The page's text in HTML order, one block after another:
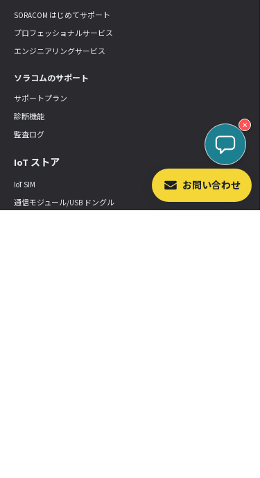
お問い合わせ
SORACOM はじめてサポート
プロフェッショナルサービス
エンジニアリングサービス
ソラコムのサポート
サポートプラン
診断機能
監査ログ
IoT ストア
IoT SIM
通信モジュール/USB ドングル
✕